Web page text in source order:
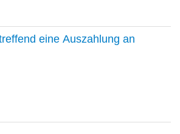
eine Auszahlung an